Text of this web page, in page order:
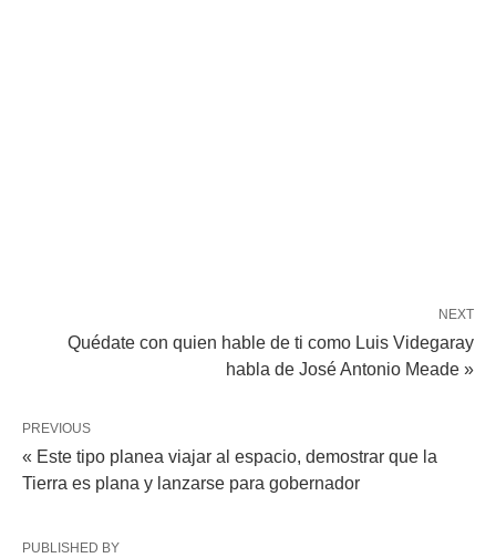
NEXT
Quédate con quien hable de ti como Luis Videgaray
habla de José Antonio Meade »
PREVIOUS
« Este tipo planea viajar al espacio, demostrar que la
Tierra es plana y lanzarse para gobernador
PUBLISHED BY